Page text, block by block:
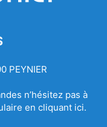
PEYNIER
n’hésitez pas à
en cliquant ici.